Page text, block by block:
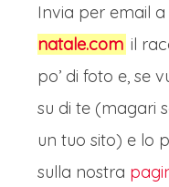
Invia per email a
natale.com il
po’ di foto e, se
su di te (magari
un tuo sito) e lo
sulla nostra